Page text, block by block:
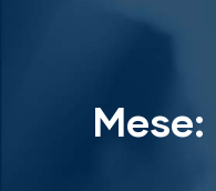
Mese: